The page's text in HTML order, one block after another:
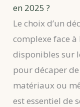
en 2025 ?
Le choix d’un
complexe face
disponibles sur
pour décaper
matériaux ou
est essentiel de